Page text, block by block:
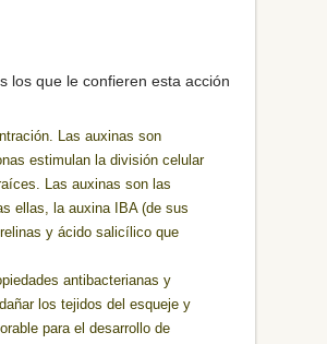
los que le confieren esta acción
Las auxinas son
estimulan la división celular
Las auxinas son las
ellas, la auxina IBA (de sus
y ácido salicílico que
antibacterianas y
los tejidos del esqueje y
para el desarrollo de